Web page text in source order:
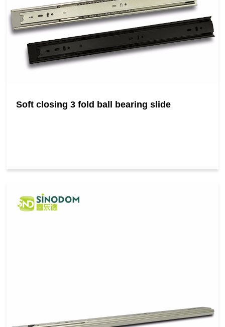
Soft closing 3 fold ball bearing slide